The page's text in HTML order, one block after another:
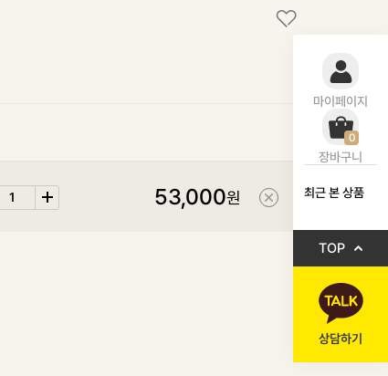
53,000원
마이페이지
0
장바구니
최근 본 상품
TOP
상담하기